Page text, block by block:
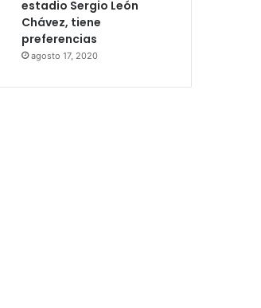
estadio Sergio León
Chávez, tiene
preferencias
agosto 17, 2020